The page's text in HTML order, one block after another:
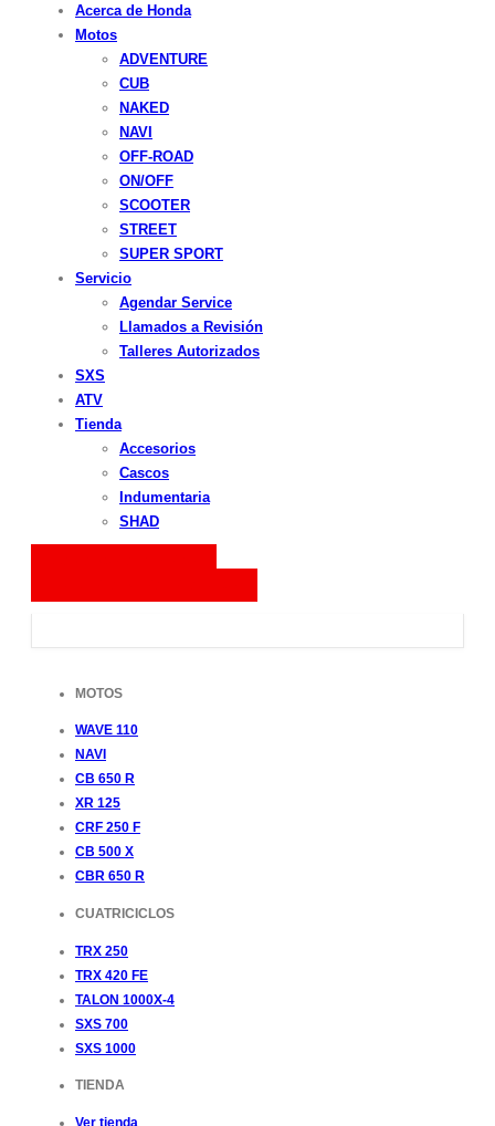
Acerca de Honda
Motos
ADVENTURE
CUB
NAKED
NAVI
OFF-ROAD
ON/OFF
SCOOTER
STREET
SUPER SPORT
Servicio
Agendar Service
Llamados a Revisión
Talleres Autorizados
SXS
ATV
Tienda
Accesorios
Cascos
Indumentaria
SHAD
MOTOS
WAVE 110
NAVI
CB 650 R
XR 125
CRF 250 F
CB 500 X
CBR 650 R
CUATRICICLOS
TRX 250
TRX 420 FE
TALON 1000X-4
SXS 700
SXS 1000
TIENDA
Ver tienda